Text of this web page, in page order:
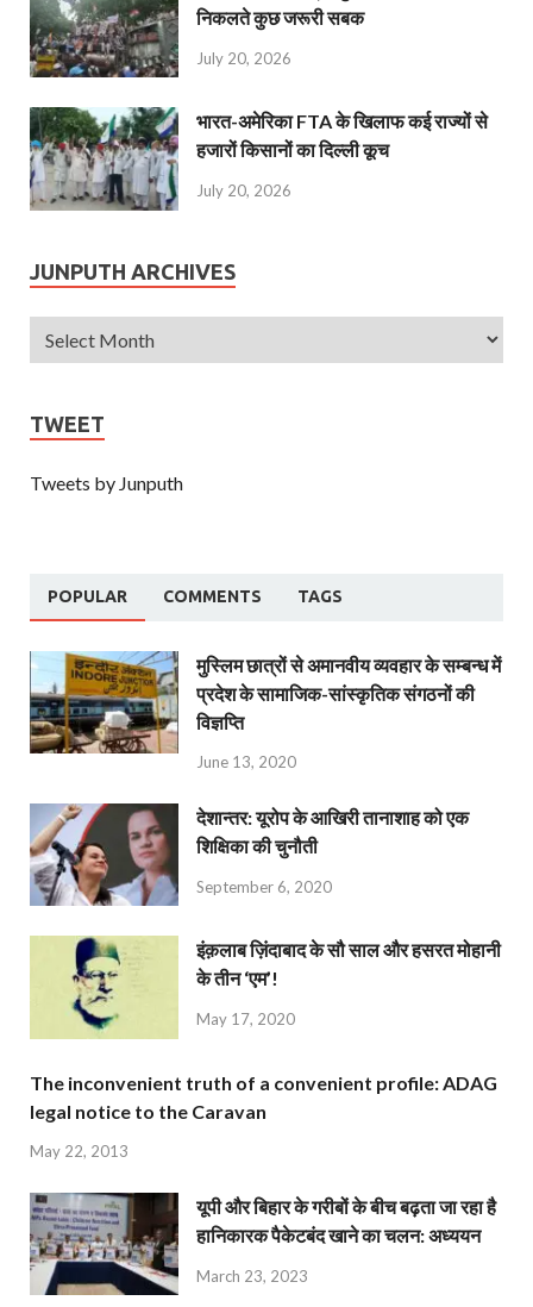
निकलते कुछ जरूरी सबक
July 20, 2026
भारत-अमेरिका FTA के खिलाफ कई राज्यों से
हजारों किसानों का दिल्ली कूच
July 20, 2026
JUNPUTH ARCHIVES
TWEET
Tweets by Junputh
POPULAR COMMENTS TAGS
मुस्लिम छात्रों से अमानवीय व्यवहार के सम्बन्ध में
प्रदेश के सामाजिक-सांस्कृतिक संगठनों की
विज्ञप्ति
June 13, 2020
देशान्‍तर: यूरोप के आखिरी तानाशाह को एक
शिक्षिका की चुनौती
September 6, 2020
इंक़लाब ज़िंदाबाद के सौ साल और हसरत मोहानी
के तीन ‘एम’!
May 17, 2020
The inconvenient truth of a convenient profile: ADAG
legal notice to the Caravan
May 22, 2013
यूपी और बिहार के गरीबों के बीच बढ़ता जा रहा है
हानिकारक पैकेटबंद खाने का चलन: अध्ययन
March 23, 2023